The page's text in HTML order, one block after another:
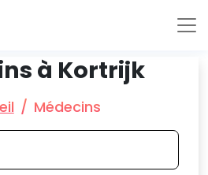
à Kortrijk
Médecins